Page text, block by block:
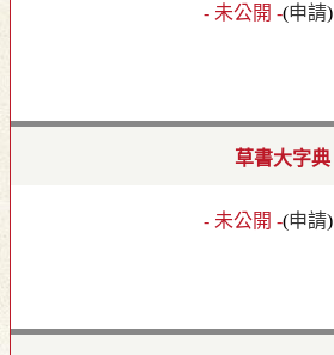
- 未公開 -(申請)
草書大字典
- 未公開 -(申請)